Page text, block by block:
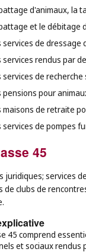
d'animaux, la
et le débitage
services de dressage
services rendus par
services de
pensions pour
maisons de retraite
services de pompes
45
juridiques; services
de clubs de
45 comprend
et sociaux rendus